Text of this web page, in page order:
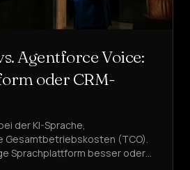
Agentforce Voice:
oder CRM-
der KI-Sprache,
(TCO).
Sprachplattform besser oder